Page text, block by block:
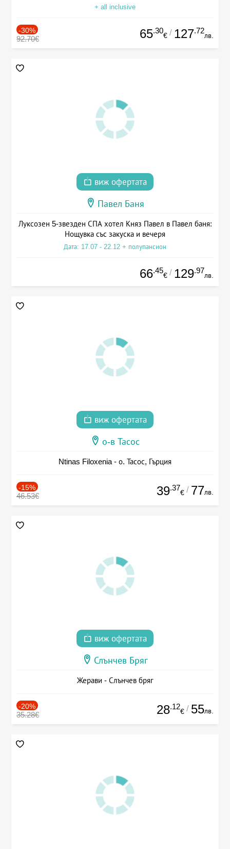
+ all inclusive
-30%
92.70€ 65.30
€ / 127.72
лв.
виж офертата
Павел Баня
Луксозен 5-звезден СПА хотел Княз Павел в Павел баня:
Нощувка със закуска и вечеря
Дата: 17.07 - 22.12 + полупансион
66.45
€ / 129.97
лв.
виж офертата
о-в Тасос
Ntinas Filoxenia - о. Тасос, Гърция
-15%
46.53€ 39.37
€ / 77лв.
виж офертата
Слънчев Бряг
Жерави - Слънчев бряг
-20%
35.28€ 28.12
€ / 55лв.